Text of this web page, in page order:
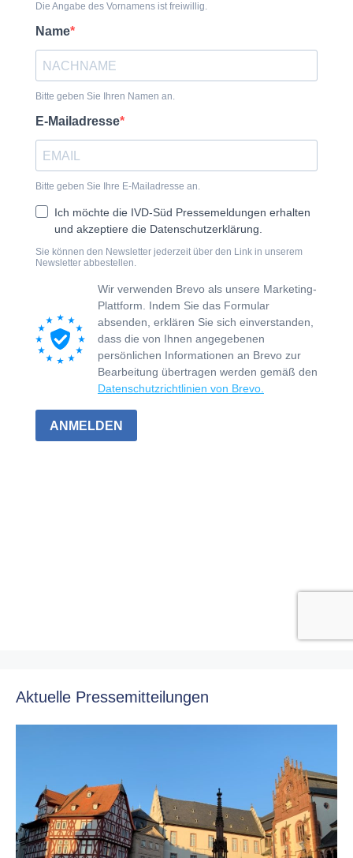
Aktuelle Pressemitteilungen